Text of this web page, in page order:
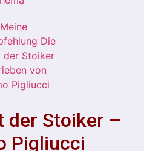
der Stoiker –
Pigliucci